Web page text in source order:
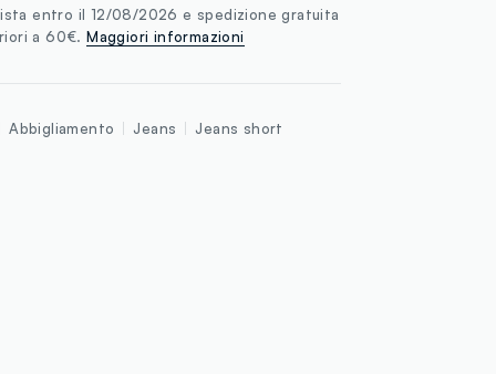
entro il 12/08/2026 e spedizione gratuita
a 60€.Maggiori informazioni
Abbigliamento Jeans Jeans short